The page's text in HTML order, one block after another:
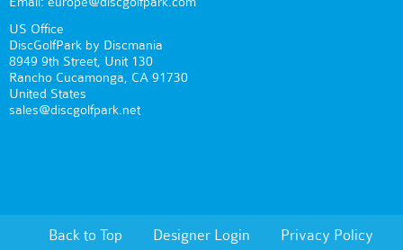
US Office
DiscGolfPark by Discmania
8949 9th Street, Unit 130
Rancho Cucamonga, CA 91730
United States
sales@discgolfpark.net
Back to Top Designer Login Privacy Policy